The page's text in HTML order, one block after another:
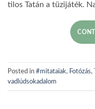
tilos Tatán a tüzijáték.
Posted in #mitataiak, Fotózás,
vadlúdsokadalom